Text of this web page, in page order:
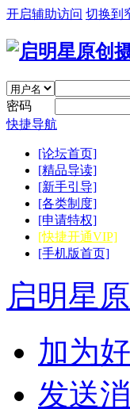
开启辅助访问 切换到
密码
快捷导航
[论坛首页]
[精品导读]
[新手引导]
[各类制度]
[申请特权]
[快捷开通VIP]
[手机版首页]
启明星
加为
发送